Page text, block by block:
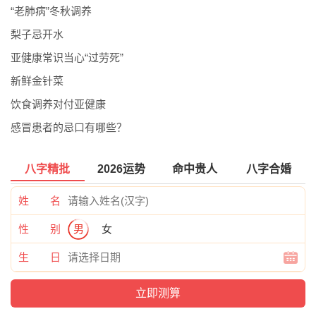
“老肺病”冬秋调养
梨子忌开水
亚健康常识当心“过劳死”
新鲜金针菜
饮食调养对付亚健康
感冒患者的忌口有哪些？
八字精批 2026运势 命中贵人 八字合婚
姓 名
性 别 男 女
生 日